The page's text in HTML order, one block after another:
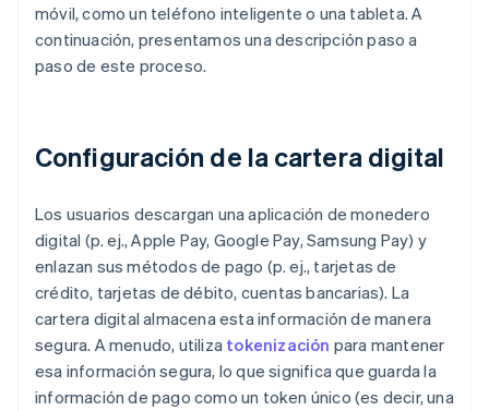
móvil, como un teléfono inteligente o una tableta. A
continuación, presentamos una descripción paso a
paso de este proceso.
Configuración de la cartera digital
Los usuarios descargan una aplicación de monedero
digital (p. ej., Apple Pay, Google Pay, Samsung Pay) y
enlazan sus métodos de pago (p. ej., tarjetas de
crédito, tarjetas de débito, cuentas bancarias). La
cartera digital almacena esta información de manera
segura. A menudo, utiliza tokenización para mantener
esa información segura, lo que significa que guarda la
información de pago como un token único (es decir, una